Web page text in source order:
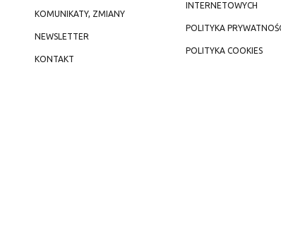
KOMUNIKATY, ZMIANY
NEWSLETTER
KONTAKT
INTERNETOWYCH
POLITYKA
POLITYKA COOKIES